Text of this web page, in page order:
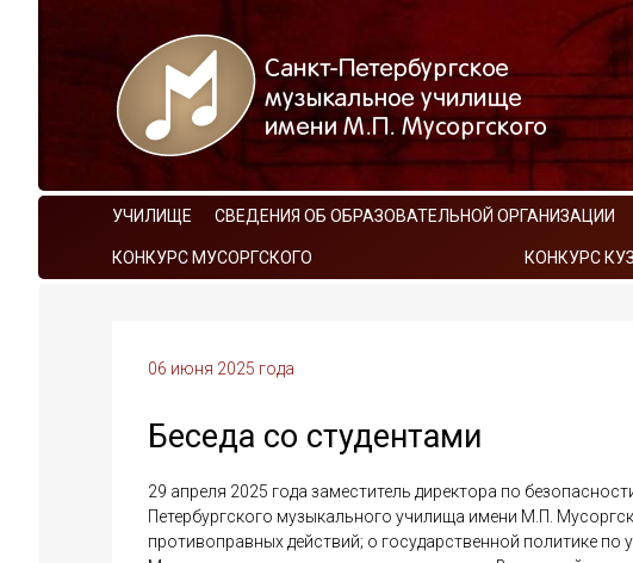
УЧИЛИЩЕ СВЕДЕНИЯ ОБ ОБРАЗОВАТЕЛЬНОЙ ОРГАНИЗАЦИИ
КОНКУРС МУСОРГСКОГО КОНКУРС
06 июня 2025 года
Беседа со студентами
29 апреля 2025 года заместитель директора по
Петербургского музыкального училища имени М.П.
противоправных действий; о государственной политике по